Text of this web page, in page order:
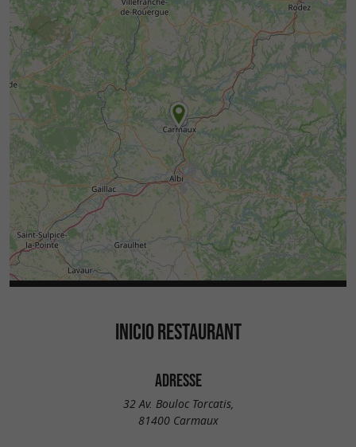
INICIO RESTAURANT
ADRESSE
32 Av. Bouloc Torcatis,
81400 Carmaux